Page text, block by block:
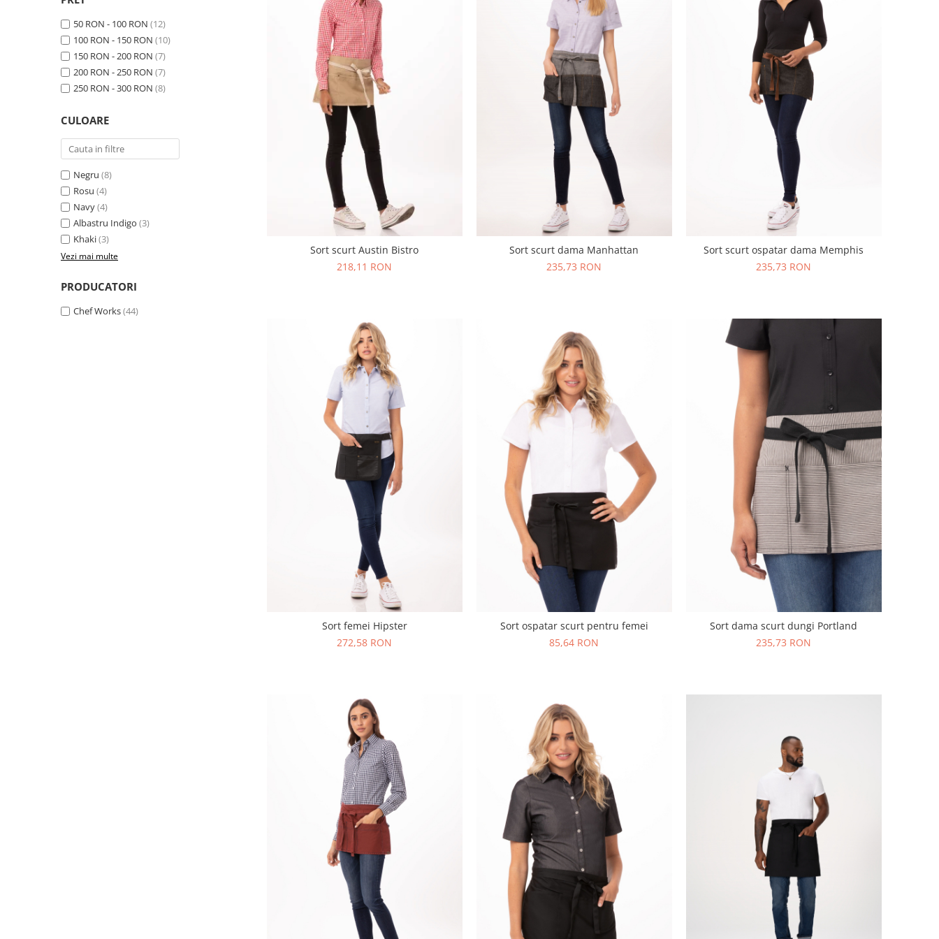
50 RON - 100 RON (12)
100 RON - 150 RON (10)
150 RON - 200 RON (7)
200 RON - 250 RON (7)
250 RON - 300 RON (8)
CULOARE
Negru (8)
Rosu (4)
Navy(4)
Albastru Indigo (3)
Khaki(3)
Vezi mai multe
PRODUCATORI
Chef Works(44)
Sort scurt Austin Bistro
218,11 RON
Sort scurt dama Manhattan
235,73 RON
Sort scurt ospatar dama Memphis
235,73 RON
Sort femei Hipster
272,58 RON
Sort ospatar scurt pentru femei
85,64 RON
Sort dama scurt dungi Portland
235,73 RON